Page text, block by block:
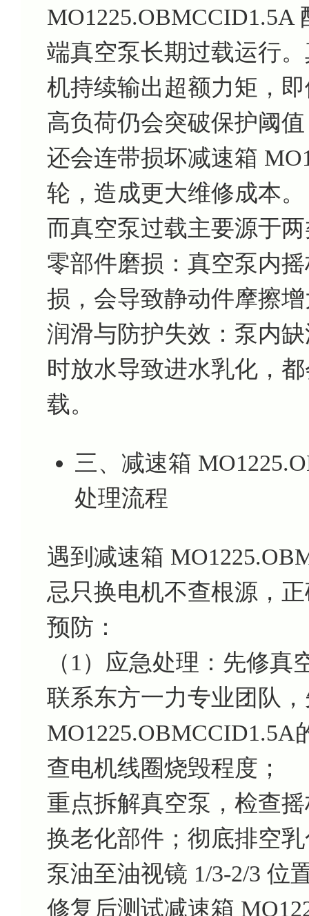
端真空泵长期过载运行
机持续输出超额力矩，
高负荷仍会突破保护阈
还会连带损坏减速箱
轮，造成更大维修成本。
而真空泵过载主要源于
零部件磨损：真空泵内
损，会导致静动件摩擦
润滑与防护失效：泵内
时放水导致进水乳化，
载。
三、减速箱
处理流程
遇到减速箱
忌只换电机不查根源，
预防：
（1）应急处理：先修
联系东方一力专业团队
查电机线圈烧毁程度；
重点拆解真空泵，检查
换老化部件；彻底排空
泵油至油视镜 1/3-2/3 位
修复后测试减速箱